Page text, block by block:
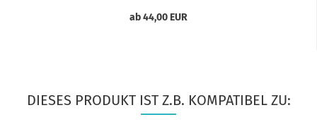
ab 44,00 EUR
DIESES PRODUKT IST Z.B. KOMPATIBEL ZU: